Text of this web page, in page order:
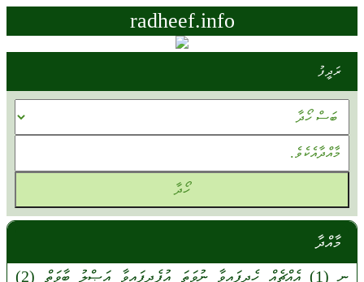
radheef.info
ރަދީފު
މާއްދާ
ނ (1) އެއްޗެއްހެދިފައިވާނުވަތައުފެދިފައިވާއަޞްލުބާވަތް (2)